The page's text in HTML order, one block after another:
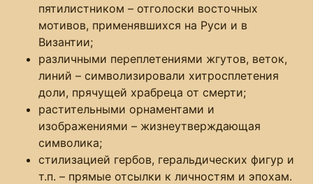
пятилистником – отголоски восточных
мотивов, применявшихся на Руси и в
Византии;
различными переплетениями жгутов, веток,
линий – символизировали хитросплетения
доли, прячущей храбреца от смерти;
растительными орнаментами и
изображениями – жизнеутверждающая
символика;
стилизацией гербов, геральдических фигур и
т.п. – прямые отсылки к личностям и эпохам.